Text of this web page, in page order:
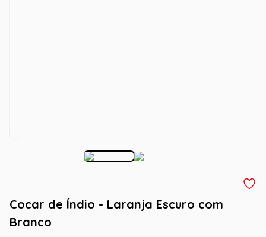
Cocar de Índio - Laranja Escuro com
Branco